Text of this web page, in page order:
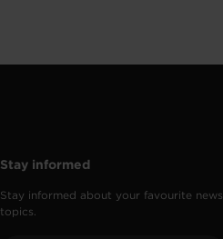
Stay informed
Stay informed about your favourite news
topics.